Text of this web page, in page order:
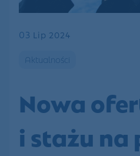
03 Lip 2024
Aktualności
Nowa
i stażu